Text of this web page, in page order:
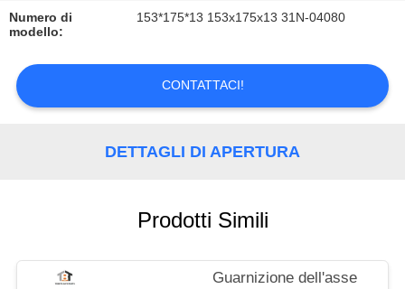
NOTIZIE
CASI
Numero di
modello:
153*175*13 153x175x13 31N-04080
CONTATTACI!
DETTAGLI DI APERTURA
Prodotti Simili
Guarnizione dell'asse